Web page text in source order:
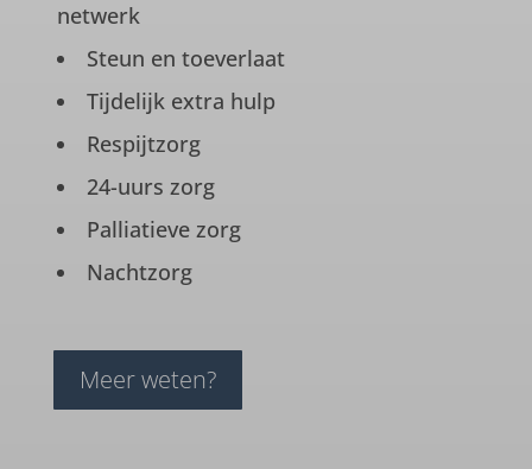
netwerk
Steun en toeverlaat
Tijdelijk extra hulp
Respijtzorg
24-uurs zorg
Palliatieve zorg
Nachtzorg
Meer weten?